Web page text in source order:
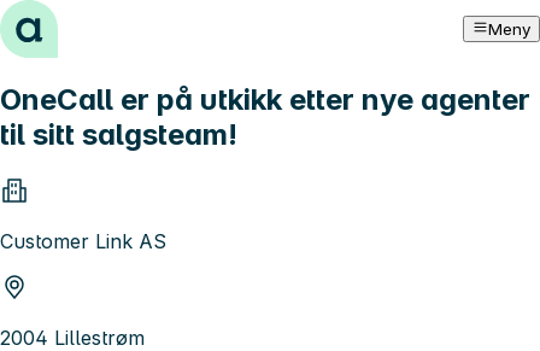
Hopp til innhold Meny
OneCall er på utkikk etter nye agenter
til sitt salgsteam!
Customer Link AS
2004 Lillestrøm